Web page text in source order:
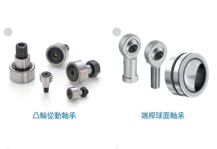
凸輪從動軸承 端桿球面軸承